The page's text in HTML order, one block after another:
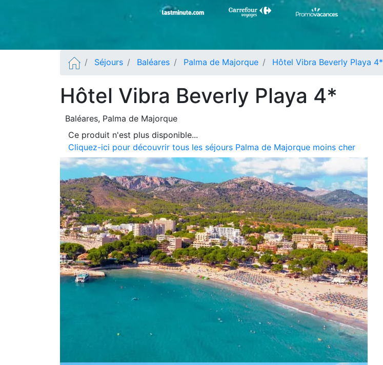
Séjours Baléares Palma de Majorque Hôtel Vibra Beverly Playa 4*
Hôtel Vibra Beverly Playa 4*
Baléares, Palma de Majorque
Ce produit n'est plus disponible...
Cliquez-ici pour découvrir tous les séjours Palma de Majorque moins cher